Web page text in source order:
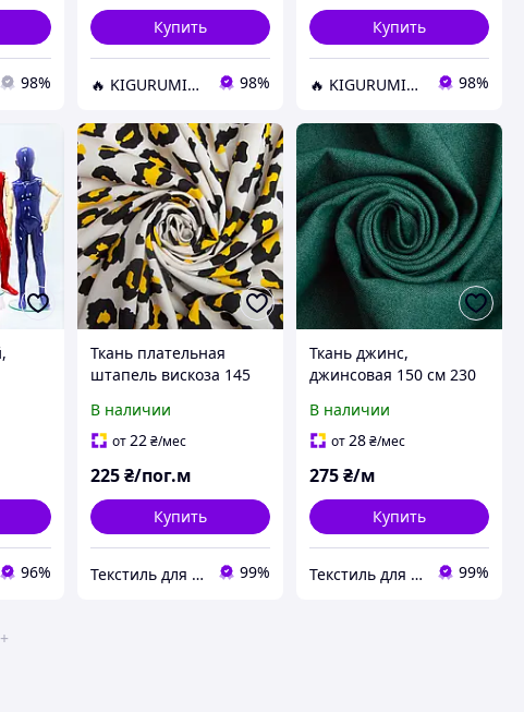
98%
Купить
🔥 KIGURUMIREV 🔥 ➡ магазин ярких подарков 98%
Купить
🔥 KIGURUMIREV 🔥 ➡ магазин ярких подарков 98%
96%
Ткань плательная
штапель вискоза 145
платьев, юбок, брюк,
комбинезонов, детской
В наличии
от22 ₴/мес
225 ₴/пог.м
Купить
Текстиль для дому IDEIA 99%
Ткань джинс,
джинсовая 150 см 230
джинсов, костюмов,
юбок, детской одежды
В наличии
от28₴/мес
275₴/м
Купить
Текстиль для дому IDEIA 99%